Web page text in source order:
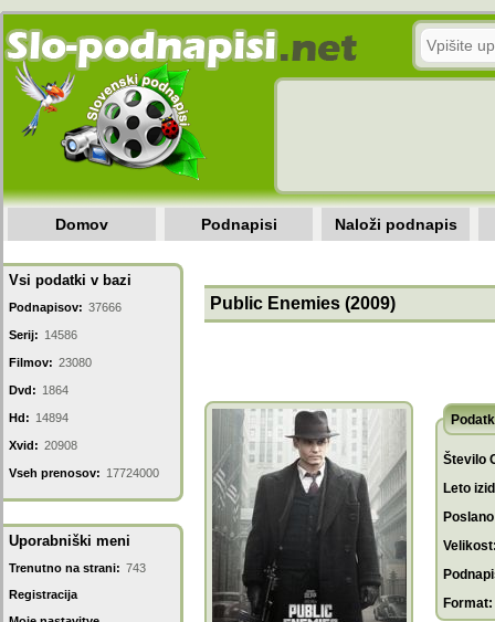
Domov Podnapisi Naloži podnapis
Vsi podatki v bazi
Podnapisov: 37666
Serij: 14586
Filmov: 23080
Dvd: 1864
Hd: 14894
Xvid: 20908
Vseh prenosov: 17724000
Uporabniški meni
Trenutno na strani: 743
Registracija
Public Enemies (2009)
Število
Leto
Format: